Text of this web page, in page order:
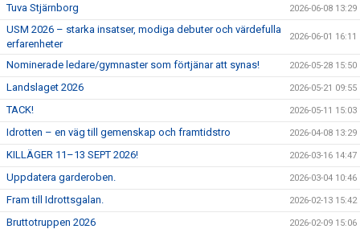
Tuva Stjärnborg 2026-06-08 13:29
USM 2026 – starka insatser, modiga debuter och värdefulla
erfarenheter
2026-06-01 16:11
Nominerade ledare/gymnaster som förtjänar att synas! 2026-05-28 15:50
Landslaget 2026 2026-05-21 09:55
TACK! 2026-05-11 15:03
Idrotten – en väg till gemenskap och framtidstro 2026-04-08 13:29
KILLÄGER 11–13 SEPT 2026! 2026-03-16 14:47
Uppdatera garderoben. 2026-03-04 10:46
Fram till Idrottsgalan. 2026-02-13 15:42
Bruttotruppen 2026 2026-02-09 15:06